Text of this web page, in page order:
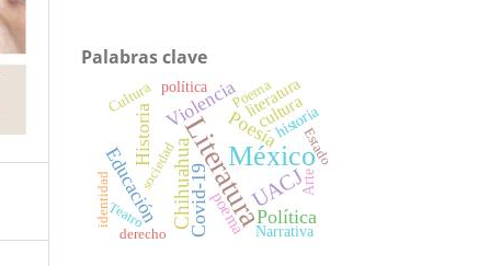
Palabras clave
LiteraturaMéxico
UACJ
Chihuahua
Historia
Covid-19
Poesía
Violencia
Educación Política
cultura
poema
literatura
política
historia
Cultura Poema
Arte
Narrativa
sociedad
derecho
Teatro
identidad
Estado